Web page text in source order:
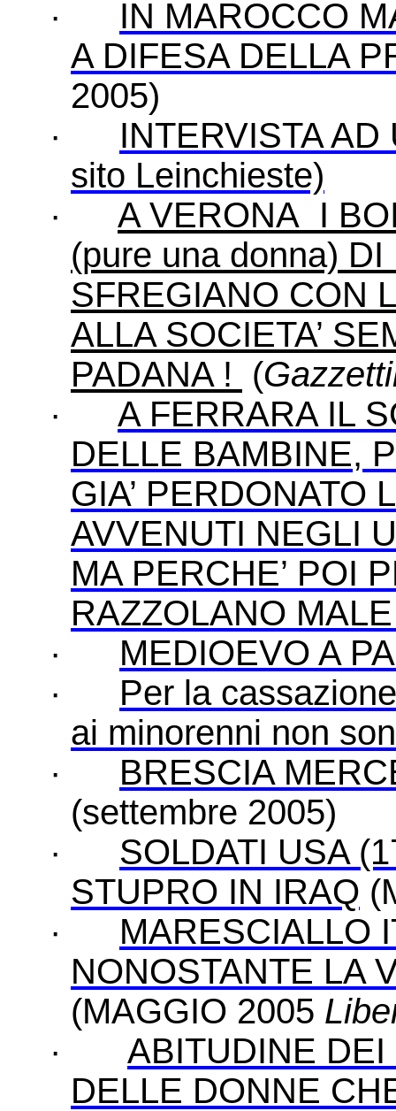
·
IN MAROCCO
A DIFESA DELLA
2005)
·
INTERVISTA AD
sito Leinchieste)
·
A VERONA I
(pure una donna)
SFREGIANO CON
ALLA SOCIETA’
PADANA !
(
·
A FERRARA IL
DELLE BAMBINE,
GIA’ PERDONATO
AVVENUTI NEGLI
MA PERCHE’ POI
RAZZOLANO
·
MEDIOEVO A
·
Per la
ai minorenni non
·
BRESCIA
(settembre 2005)
·
SOLDATI USA
STUPRO IN IRAQ
·
MARESCIALLO
NONOSTANTE LA
(MAGGIO 2005
·
ABITUDINE
DELLE DONNE